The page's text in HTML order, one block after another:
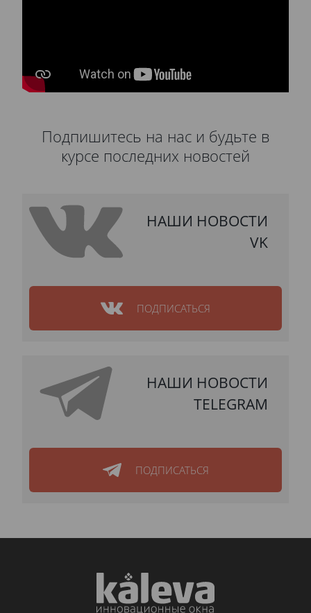
Подпишитесь на нас и будьте в
курсе последних новостей
НАШИ НОВОСТИ
VK
ПОДПИСАТЬСЯ
НАШИ НОВОСТИ
TELEGRAM
ПОДПИСАТЬСЯ